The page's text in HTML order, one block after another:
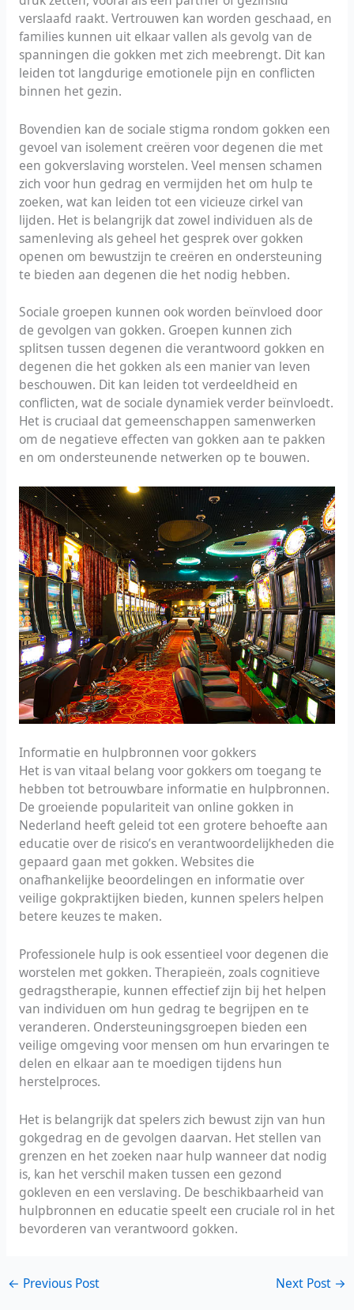
verslaafd raakt. Vertrouwen kan worden geschaad, en
families kunnen uit elkaar vallen als gevolg van de
spanningen die gokken met zich meebrengt. Dit kan
leiden tot langdurige emotionele pijn en conflicten
binnen het gezin.
Bovendien kan de sociale stigma rondom gokken een
gevoel van isolement creëren voor degenen die met
een gokverslaving worstelen. Veel mensen schamen
zich voor hun gedrag en vermijden het om hulp te
zoeken, wat kan leiden tot een vicieuze cirkel van
lijden. Het is belangrijk dat zowel individuen als de
samenleving als geheel het gesprek over gokken
openen om bewustzijn te creëren en ondersteuning
te bieden aan degenen die het nodig hebben.
Sociale groepen kunnen ook worden beïnvloed door
de gevolgen van gokken. Groepen kunnen zich
splitsen tussen degenen die verantwoord gokken en
degenen die het gokken als een manier van leven
beschouwen. Dit kan leiden tot verdeeldheid en
conflicten, wat de sociale dynamiek verder beïnvloedt.
Het is cruciaal dat gemeenschappen samenwerken
om de negatieve effecten van gokken aan te pakken
en om ondersteunende netwerken op te bouwen.
Informatie en hulpbronnen voor gokkers
Het is van vitaal belang voor gokkers om toegang te
hebben tot betrouwbare informatie en hulpbronnen.
De groeiende populariteit van online gokken in
Nederland heeft geleid tot een grotere behoefte aan
educatie over de risico’s en verantwoordelijkheden die
gepaard gaan met gokken. Websites die
onafhankelijke beoordelingen en informatie over
veilige gokpraktijken bieden, kunnen spelers helpen
betere keuzes te maken.
Professionele hulp is ook essentieel voor degenen die
worstelen met gokken. Therapieën, zoals cognitieve
gedragstherapie, kunnen effectief zijn bij het helpen
van individuen om hun gedrag te begrijpen en te
veranderen. Ondersteuningsgroepen bieden een
veilige omgeving voor mensen om hun ervaringen te
delen en elkaar aan te moedigen tijdens hun
herstelproces.
Het is belangrijk dat spelers zich bewust zijn van hun
gokgedrag en de gevolgen daarvan. Het stellen van
grenzen en het zoeken naar hulp wanneer dat nodig
is, kan het verschil maken tussen een gezond
gokleven en een verslaving. De beschikbaarheid van
hulpbronnen en educatie speelt een cruciale rol in het
bevorderen van verantwoord gokken.
← Previous Post Next Post →